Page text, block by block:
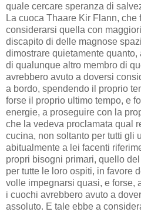
quale cercare speranza di
La cuoca Thaare Kir Flann, che
considerarsi quella con
discapito di delle magnose
dimostrare quietamente
di qualunque altro membro di
avrebbero avuto a doversi
a bordo, spendendo il proprio
forse il proprio ultimo tempo, e
energie, a proseguire con la
che la vedeva proclamata qual
cucina, non soltanto per tutti gli
abitualmente a lei facenti
propri bisogni primari, quello
per tutte le loro ospiti, in favore
volle impegnarsi quasi, e forse,
i cuochi avrebbero avuto a
assoluto. E tale ebbe a